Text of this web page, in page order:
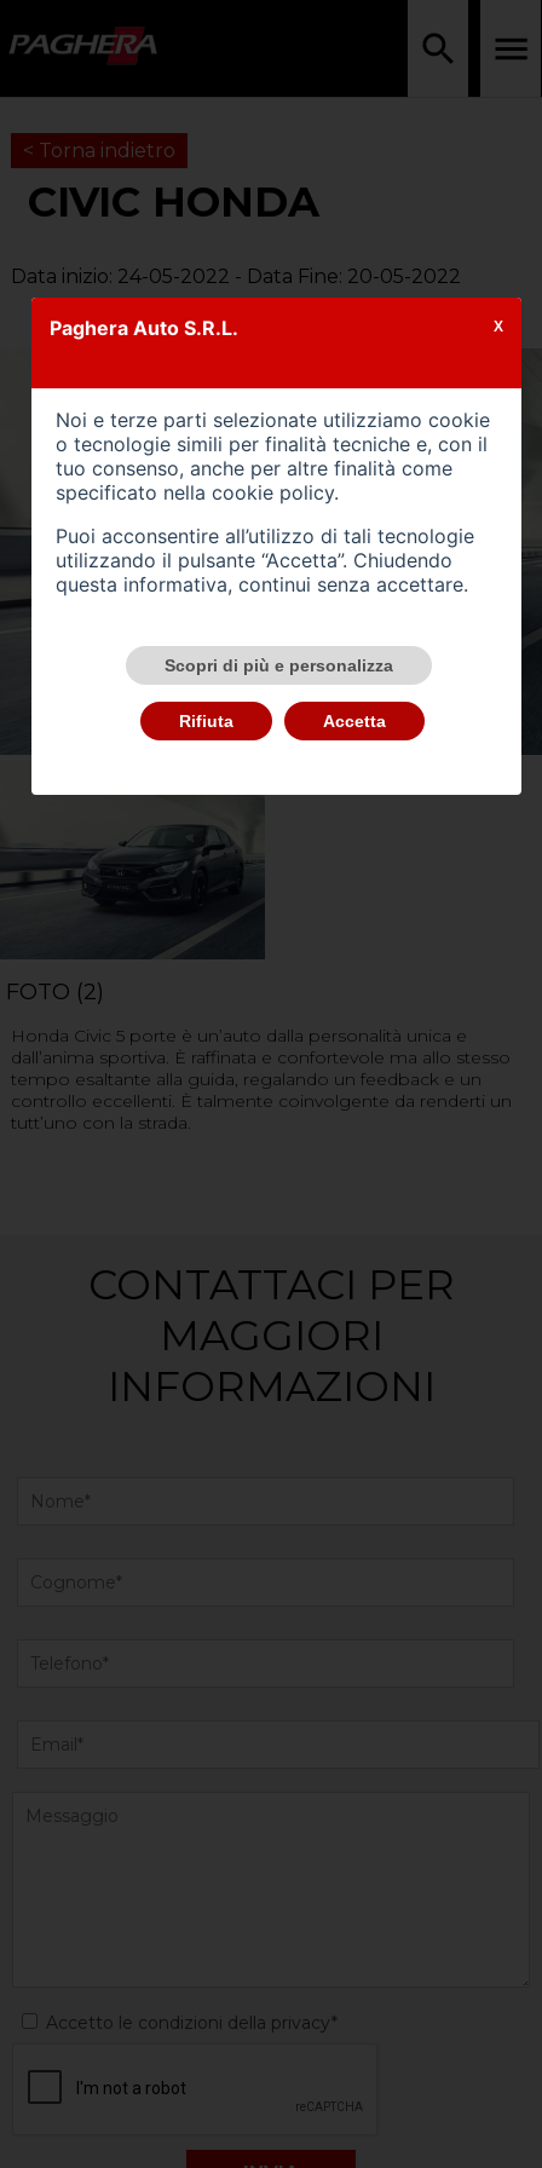
< Torna indietro
CIVIC HONDA
Data inizio: 24-05-2022 - Data Fine: 20-05-2022
FOTO (2)
Honda Civic 5 porte è un’auto dalla personalità unica e
dall’anima sportiva. È raffinata e confortevole ma allo stesso
tempo esaltante alla guida, regalando un feedback e un
controllo eccellenti. È talmente coinvolgente da renderti un
tutt’uno con la strada.
CONTATTACI PER
MAGGIORI
INFORMAZIONI
Accetto le condizioni della privacy*
Paghera Auto S.R.L.
Noi e terze parti selezionate utilizziamo cookie
o tecnologie simili per finalità tecniche e, con il
tuo consenso, anche per altre finalità come
specificato nella cookie policy.
Puoi acconsentire all’utilizzo di tali tecnologie
utilizzando il pulsante “Accetta”. Chiudendo
questa informativa, continui senza accettare.
Scopri di più e personalizza
Rifiuta Accetta
X